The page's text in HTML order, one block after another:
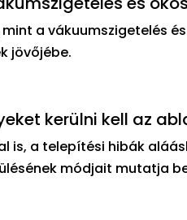
a vákuumszigetelés
jövőjébe.
kerülni kell az
is, a telepítési hibák
módjait mutatja